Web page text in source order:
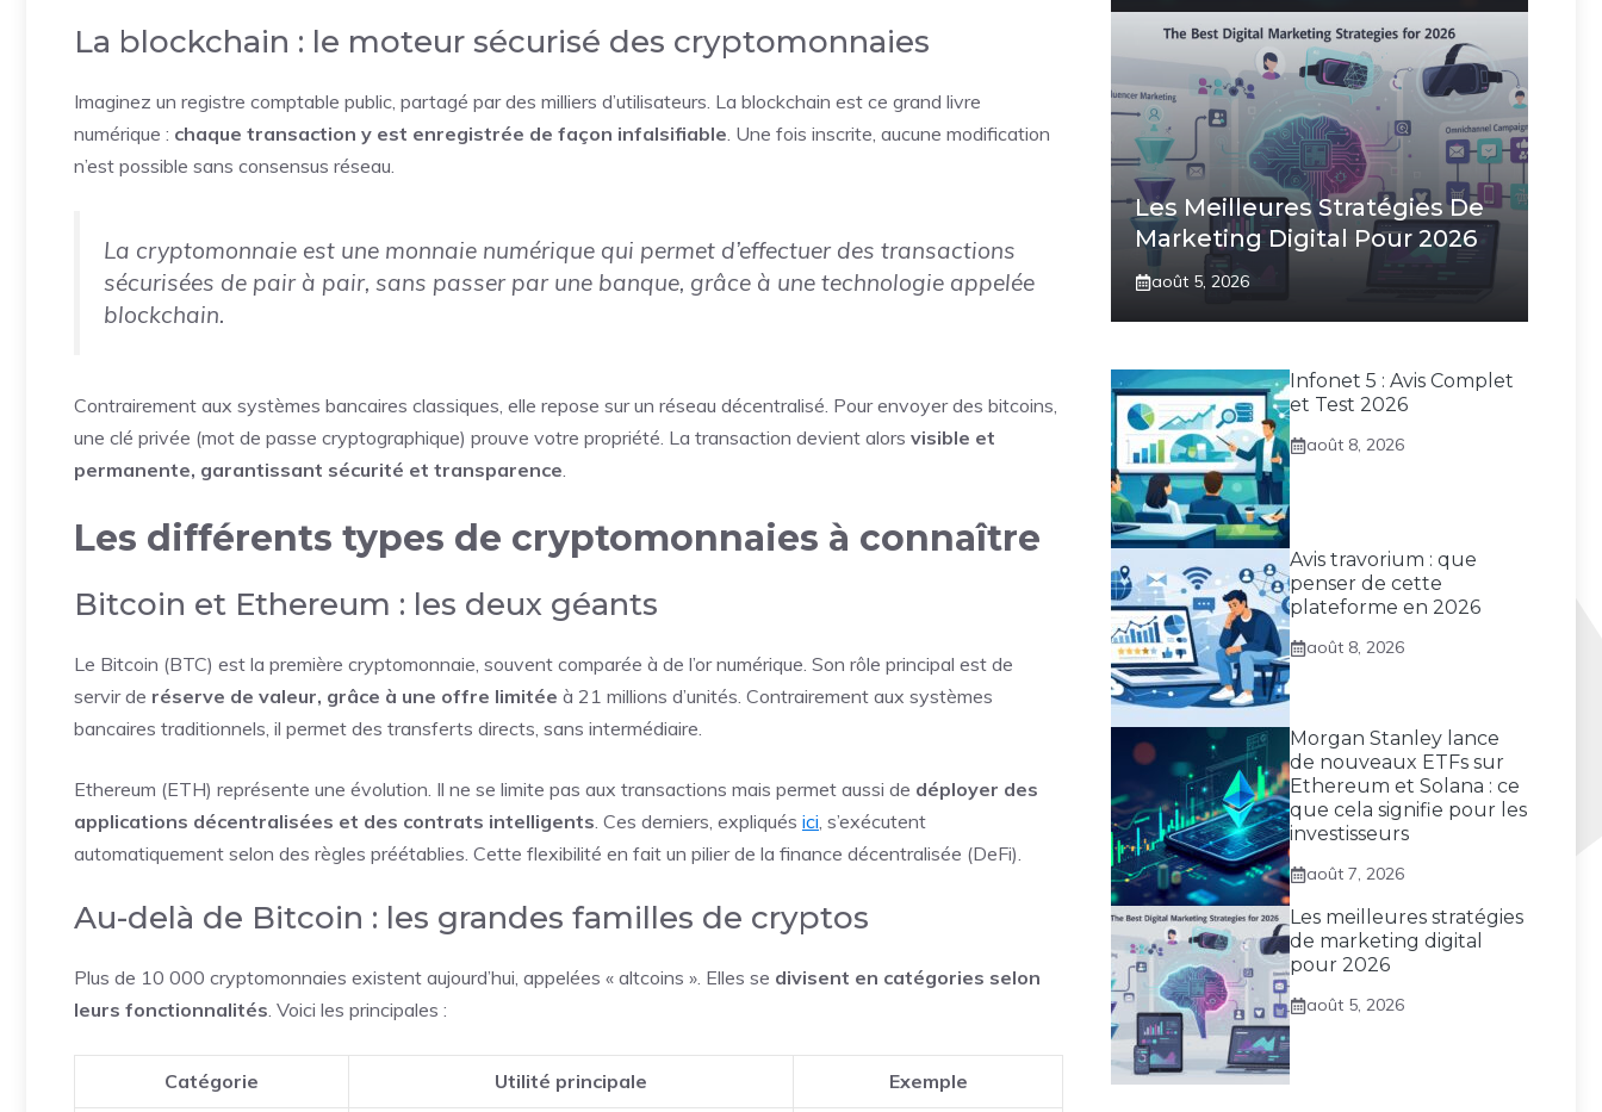
La blockchain : le moteur sécurisé des cryptomonnaies
Imaginez un registre comptable public, partagé par des milliers d’utilisateurs. La blockchain est ce grand livre
numérique : chaque transaction y est enregistrée de façon infalsifiable. Une fois inscrite, aucune modification
n’est possible sans consensus réseau.
La cryptomonnaie est une monnaie numérique qui permet d’effectuer des transactions
sécurisées de pair à pair, sans passer par une banque, grâce à une technologie appelée
blockchain.
Contrairement aux systèmes bancaires classiques, elle repose sur un réseau décentralisé. Pour envoyer des bitcoins,
une clé privée (mot de passe cryptographique) prouve votre propriété. La transaction devient alors visible et
permanente, garantissant sécurité et transparence
Les différents types de cryptomonnaies à connaître
Bitcoin et Ethereum : les deux géants
Le Bitcoin (BTC) est la première cryptomonnaie, souvent comparée à de l’or numérique. Son rôle principal est de
servir de réserve de valeur, grâce à une offre limitée à 21 millions d’unités. Contrairement aux systèmes
bancaires traditionnels, il permet des transferts directs, sans intermédiaire.
Ethereum (ETH) représente une évolution. Il ne se limite pas aux transactions mais permet aussi de déployer des
applications décentralisées et des contrats intelligents . Ces derniers, expliqués ici , s’exécutent
automatiquement selon des règles préétablies. Cette flexibilité en fait un pilier de la finance décentralisée (DeFi).
Au-delà de Bitcoin : les grandes familles de cryptos
Plus de 10 000 cryptomonnaies existent aujourd’hui, appelées « altcoins ». Elles se divisent en catégories selon
leurs fonctionnalités . Voici les principales :
Catégorie Utilité principale Exemple
Les Meilleures Stratégies De
Marketing Digital Pour 2026
août 5, 2026
Infonet 5 : Avis Complet
et Test 2026
août 8, 2026
Avis travorium : que
penser de cette
plateforme en 2026
août 8, 2026
Morgan Stanley lance
de nouveaux ETFs sur
Ethereum et Solana : ce
que cela signifie pour les
investisseurs
août 7, 2026
Les meilleures stratégies
de marketing digital
pour 2026
août 5, 2026